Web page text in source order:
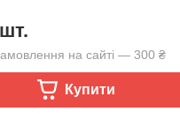
на сайті — 300 ₴
Купити